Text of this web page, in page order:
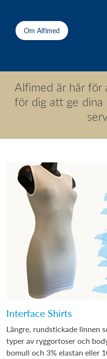
Om Alfimed
Alfimed är här för
för dig att ge
Interface Shirts
Längre, rundstickade linnen
typer av ryggortoser och
bomull och 3% elastan eller